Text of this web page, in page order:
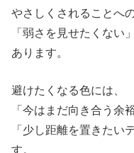
やさしくされることへ
「弱さを見せたくない
あります。
避けたくなる色には、
「今はまだ向き合う余
「少し距離を置きたい
す。